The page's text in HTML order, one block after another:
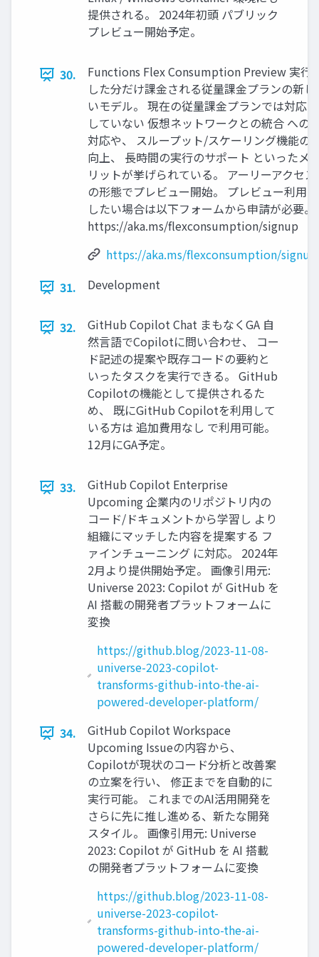
提供される。 2024年初頭 パブリック
プレビュー開始予定。
30.
Functions Flex Consumption Preview 実行
した分だけ課金される従量課金プランの新し
いモデル。 現在の従量課金プランでは対応
していない 仮想ネットワークとの統合 への
対応や、 スループット/スケーリング機能の
向上、 長時間の実行のサポート といったメ
リットが挙げられている。 アーリーアクセス
の形態でプレビュー開始。 プレビュー利用
したい場合は以下フォームから申請が必要。
https://aka.ms/flexconsumption/signup
https://aka.ms/flexconsumption/signup
31.
Development
32.
GitHub Copilot Chat まもなくGA 自
然言語でCopilotに問い合わせ、 コー
ド記述の提案や既存コードの要約と
いったタスクを実行できる。 GitHub
Copilotの機能として提供されるた
め、 既にGitHub Copilotを利用して
いる方は 追加費用なし で利用可能。
12月にGA予定。
33.
GitHub Copilot Enterprise
Upcoming 企業内のリポジトリ内の
コード/ドキュメントから学習し より
組織にマッチした内容を提案する フ
ァインチューニング に対応。 2024年
2月より提供開始予定。 画像引用元:
Universe 2023: Copilot が GitHub を
AI 搭載の開発者プラットフォームに
変換
https://github.blog/2023-11-08-
universe-2023-copilot-
transforms-github-into-the-ai-
powered-developer-platform/
34.
GitHub Copilot Workspace
Upcoming Issueの内容から、
Copilotが現状のコード分析と改善案
の立案を行い、 修正までを自動的に
実行可能。 これまでのAI活用開発を
さらに先に推し進める、新たな開発
スタイル。 画像引用元: Universe
2023: Copilot が GitHub を AI 搭載
の開発者プラットフォームに変換
https://github.blog/2023-11-08-
universe-2023-copilot-
transforms-github-into-the-ai-
powered-developer-platform/